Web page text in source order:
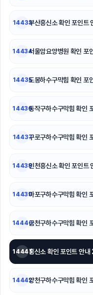
14433부산흥신소 확인 포인
14434서울암요양병원 확인
14435도봉하수구막힘 확인
14436동작구하수구막힘 확
14437구로구하수구막힘 확
14438인천흥신소 확인 포인
14439마포구하수구막힘 확
14440금천구하수구막힘 확
14441흥신소 확인 포인트
14442양천구하수구막힘 확